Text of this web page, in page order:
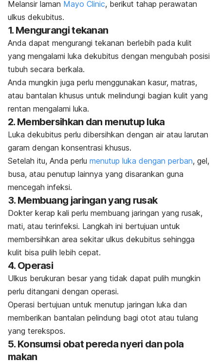
Melansir laman Mayo Clinic, berikut tahap perawatan
ulkus dekubitus.
1. Mengurangi tekanan
Anda dapat mengurangi tekanan berlebih pada kulit
yang mengalami luka dekubitus dengan mengubah posisi
tubuh secara berkala.
Anda mungkin juga perlu menggunakan kasur, matras,
atau bantalan khusus untuk melindungi bagian kulit yang
rentan mengalami luka.
2. Membersihkan dan menutup luka
Luka dekubitus perlu dibersihkan dengan air atau larutan
garam dengan konsentrasi khusus.
Setelah itu, Anda perlu menutup luka dengan perban, gel,
busa, atau penutup lainnya yang disarankan guna
mencegah infeksi.
3. Membuang jaringan yang rusak
Dokter kerap kali perlu membuang jaringan yang rusak,
mati, atau terinfeksi. Langkah ini bertujuan untuk
membersihkan area sekitar ulkus dekubitus sehingga
kulit bisa pulih lebih cepat.
4. Operasi
Ulkus berukuran besar yang tidak dapat pulih mungkin
perlu ditangani dengan operasi.
Operasi bertujuan untuk menutup jaringan luka dan
memberikan bantalan pelindung bagi otot atau tulang
yang terekspos.
5. Konsumsi obat pereda nyeri dan pola
makan